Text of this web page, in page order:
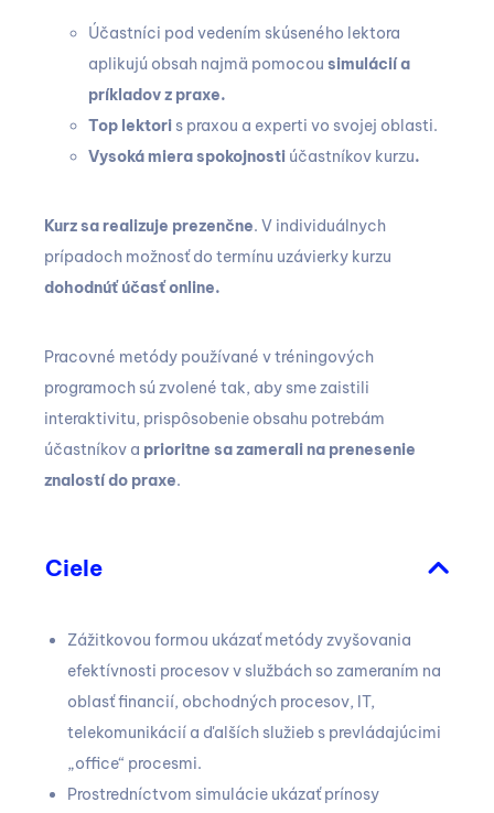
Účastníci pod vedením skúseného lektora
aplikujú obsah najmä pomocou simulácií a
príkladov z praxe.
Top lektori s praxou a experti vo svojej oblasti.
Vysoká miera spokojnosti účastníkov kurzu.
Kurz sa realizuje prezenčne. V individuálnych
prípadoch možnosť do termínu uzávierky kurzu
dohodnúť účasť online.
Pracovné metódy používané v tréningových
programoch sú zvolené tak, aby sme zaistili
interaktivitu, prispôsobenie obsahu potrebám
účastníkov a prioritne sa zamerali na prenesenie
znalostí do praxe.
Ciele
Zážitkovou formou ukázať metódy zvyšovania
efektívnosti procesov v službách so zameraním na
oblasť financií, obchodných procesov, IT,
telekomunikácií a ďalších služieb s prevládajúcimi
„office“ procesmi.
Prostredníctvom simulácie ukázať prínosy